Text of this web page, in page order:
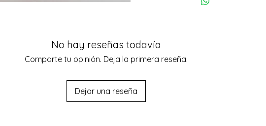
No hay reseñas todavía
Comparte tu opinión. Deja la primera reseña.
Dejar una reseña